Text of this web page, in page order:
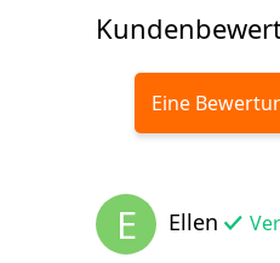
Eine
E Ellen